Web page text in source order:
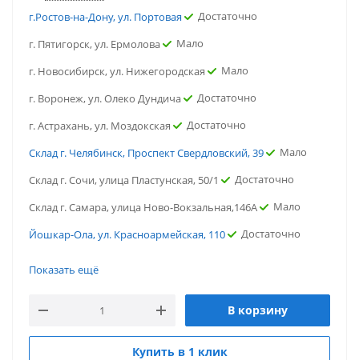
г.Ростов-на-Дону, ул. Портовая
Достаточно
г. Пятигорск, ул. Ермолова
Мало
г. Новосибирск, ул. Нижегородская
Мало
г. Воронеж, ул. Олеко Дундича
Достаточно
г. Астрахань, ул. Моздокская
Достаточно
Склад г. Челябинск, Проспект Свердловский, 39
Мало
Склад г. Сочи, улица Пластунская, 50/1
Достаточно
Склад г. Самара, улица Ново-Вокзальная,146А
Мало
Йошкар-Ола, ул. Красноармейская, 110
Достаточно
г. Новосибирск, ул. Нижегородская
Мало
Показать ещё
В корзину
Купить в 1 клик